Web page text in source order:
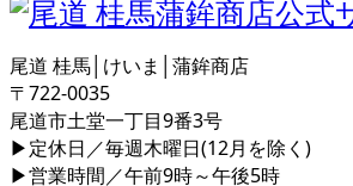
尾道 桂馬│けいま│蒲鉾商店
〒722-0035
尾道市土堂一丁目9番3号
▶定休日／毎週木曜日(12月を除く)
▶営業時間／午前9時～午後5時